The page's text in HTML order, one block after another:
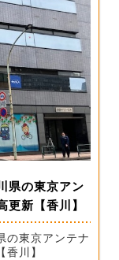
県の東京アン
新【香川】
の東京アンテナ
川】